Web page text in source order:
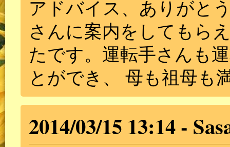
アドバイス、ありがと
さんに案内をしてもら
たです。運転手さんも
とができ、 母も祖母も
2014/03/15 13:14